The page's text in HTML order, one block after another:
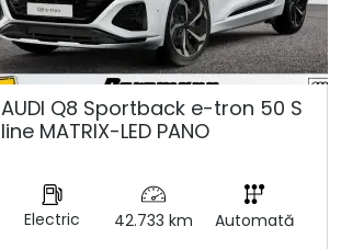
AUDI Q8 Sportback e-tron 50 S
line MATRIX-LED PANO
Electric 42.733 km Automată